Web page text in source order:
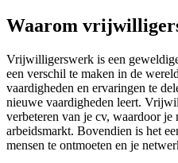
Waarom
Vrijwilligerswerk is een
een verschil te maken in de
vaardigheden en ervaringen te
nieuwe vaardigheden leert.
verbeteren van je cv, waardoor je
arbeidsmarkt. Bovendien is het
mensen te ontmoeten en je